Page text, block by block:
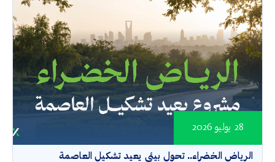
الرياض الخضراء.. تحول بيئي يعيد تشكيل العاصمة
28 يوليو 2026